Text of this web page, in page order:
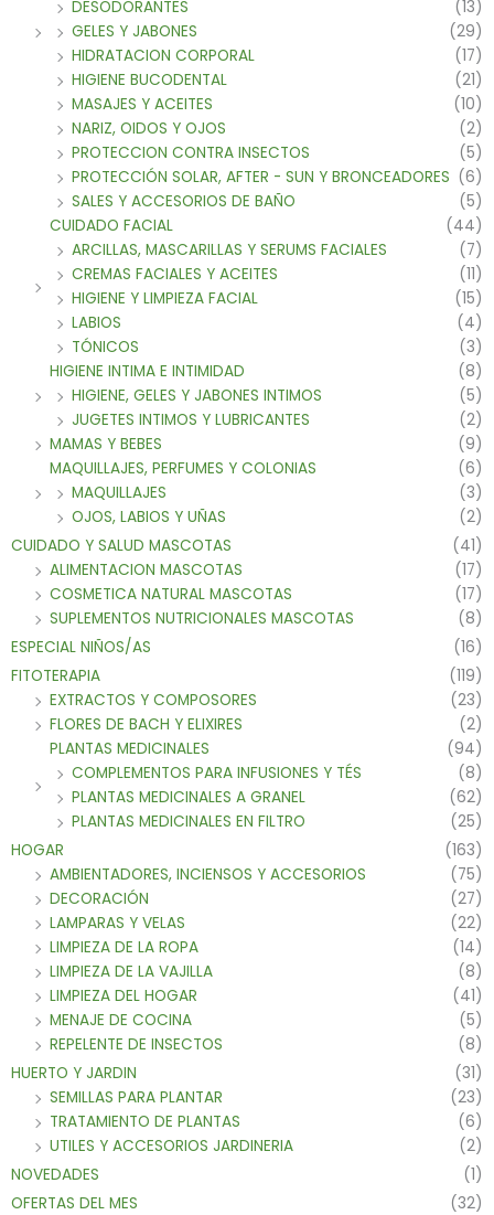
DESODORANTES
(13)
GELES Y JABONES
(29)
HIDRATACION CORPORAL
(17)
HIGIENE BUCODENTAL
(21)
MASAJES Y ACEITES
(10)
NARIZ, OIDOS Y OJOS
(2)
PROTECCION CONTRA INSECTOS
(5)
PROTECCIÓN SOLAR, AFTER - SUN Y BRONCEADORES (6)
SALES Y ACCESORIOS DE BAÑO
(5)
CUIDADO FACIAL
(44)
ARCILLAS, MASCARILLAS Y SERUMS FACIALES
(7)
CREMAS FACIALES Y ACEITES
(11)
HIGIENE Y LIMPIEZA FACIAL
(15)
LABIOS
(4)
TÓNICOS
(3)
HIGIENE INTIMA E INTIMIDAD
(8)
HIGIENE, GELES Y JABONES INTIMOS
(5)
JUGETES INTIMOS Y LUBRICANTES
(2)
MAMAS Y BEBES
(9)
MAQUILLAJES, PERFUMES Y COLONIAS
(6)
MAQUILLAJES
(3)
OJOS, LABIOS Y UÑAS
(2)
CUIDADO Y SALUD MASCOTAS
(41)
ALIMENTACION MASCOTAS
(17)
COSMETICA NATURAL MASCOTAS
(17)
SUPLEMENTOS NUTRICIONALES MASCOTAS
(8)
ESPECIAL NIÑOS/AS
(16)
FITOTERAPIA
(119)
EXTRACTOS Y COMPOSORES
(23)
FLORES DE BACH Y ELIXIRES
(2)
PLANTAS MEDICINALES
(94)
COMPLEMENTOS PARA INFUSIONES Y TÉS
(8)
PLANTAS MEDICINALES A GRANEL
(62)
PLANTAS MEDICINALES EN FILTRO
(25)
HOGAR
(163)
AMBIENTADORES, INCIENSOS Y ACCESORIOS
(75)
DECORACIÓN
(27)
LAMPARAS Y VELAS
(22)
LIMPIEZA DE LA ROPA
(14)
LIMPIEZA DE LA VAJILLA
(8)
LIMPIEZA DEL HOGAR
(41)
MENAJE DE COCINA
(5)
REPELENTE DE INSECTOS
(8)
HUERTO Y JARDIN
(31)
SEMILLAS PARA PLANTAR
(23)
TRATAMIENTO DE PLANTAS
(6)
UTILES Y ACCESORIOS JARDINERIA
(2)
NOVEDADES
(1)
OFERTAS DEL MES
(32)